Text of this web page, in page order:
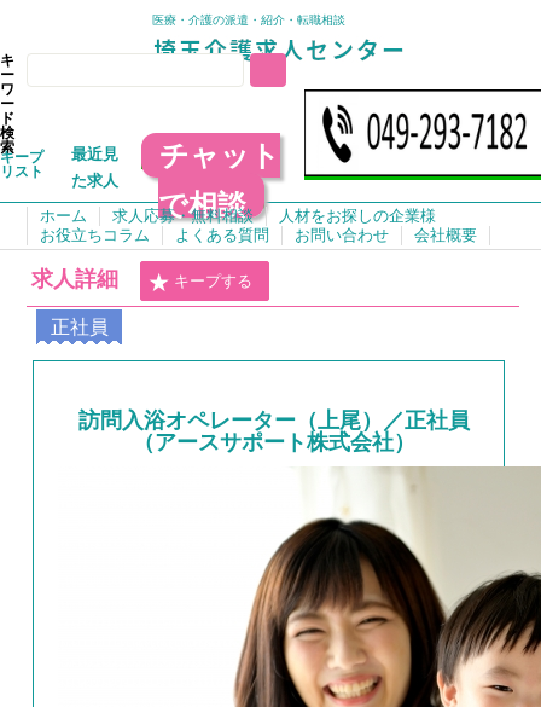
医療・介護の派遣・紹介・転職相談
キ
ー
ワ
ー
ド
検
索
キープ
リスト
最近見
た求人
チャット
で相談
ホーム 求人応募・無料相談
人材をお探しの企業様
お役立ちコラム
よくある質問 お問い合わせ 会社概要
求人詳細 キープする
正社員
訪問入浴オペレーター（上尾）／正社員
（アースサポート株式会社）